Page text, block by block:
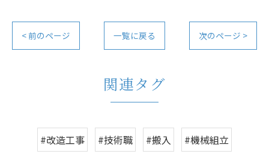
< 前のページ 一覧に戻る 次のページ >
関連タグ
#改造工事 #技術職 #搬入
#機械組立